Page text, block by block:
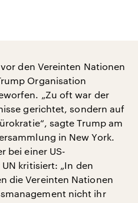
den Vereinten Nationen
Organisation
„Zu oft war der
gerichtet, sondern auf
sagte Trump am
in New York.
bei einer US-
kritisiert: „In den
die Vereinten Nationen
nicht ihr